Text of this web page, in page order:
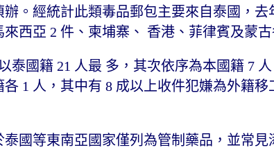
。經統計此類毒品郵包主要來自泰國，
西亞 2 件、柬埔寨、 香港、菲律賓及蒙古
泰國籍 21 人最 多，其次依序為本國籍 7
1 人，其中有 8 成以上收件犯嫌為外籍
國等東南亞國家僅列為管制藥品，並常